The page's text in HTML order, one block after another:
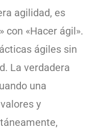
agilidad, es
con «Hacer ágil».
ágiles sin
La verdadera
una
y